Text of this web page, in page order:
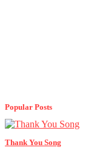
Popular Posts
Thank You Song